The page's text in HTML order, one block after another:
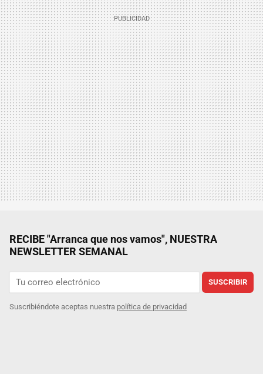
RECIBE "Arranca que nos vamos", NUESTRA
NEWSLETTER SEMANAL
SUSCRIBIR
Suscribiéndote aceptas nuestra política de privacidad